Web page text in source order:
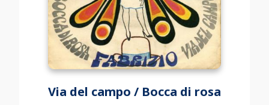
Via del campo / Bocca di rosa